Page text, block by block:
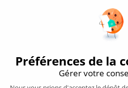
Éditeur des logiciels Panorama Suite
également un acteur reconnu dans le